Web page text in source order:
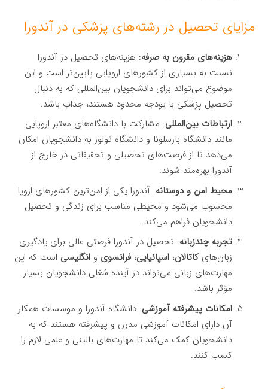
مزایای تحصیل در رشته‌های پزشکی در آندورا
هزینه‌های مقرون به صرفه: هزینه‌های تحصیل در آندورا
نسبت به بسیاری از کشورهای اروپایی پایین‌تر است و این
موضوع می‌تواند برای دانشجویان بین‌المللی که به دنبال
تحصیل پزشکی با بودجه محدود هستند، جذاب باشد.
ارتباطات بین‌المللی: مشارکت با دانشگاه‌های معتبر اروپایی
مانند دانشگاه بارسلونا و دانشگاه تولوز به دانشجویان امکان
می‌دهد تا از فرصت‌های تحصیلی و تحقیقاتی در خارج از
آندورا بهره‌مند شوند.
محیط امن و دوستانه: آندورا یکی از امن‌ترین کشورهای اروپا
محسوب می‌شود و محیطی مناسب برای زندگی و تحصیل
دانشجویان فراهم می‌کند.
تجربه چندزبانه: تحصیل در آندورا فرصتی عالی برای یادگیری
زبان‌های کاتالان، اسپانیایی، فرانسوی و انگلیسی است که این
مهارت‌های زبانی می‌تواند در آینده شغلی دانشجویان بسیار
مؤثر باشد.
امکانات پیشرفته آموزشی: دانشگاه آندورا و موسسات همکار
آن دارای امکانات آموزشی مدرن و پیشرفته هستند که به
دانشجویان کمک می‌کند تا مهارت‌های بالینی و علمی لازم را
کسب کنند.